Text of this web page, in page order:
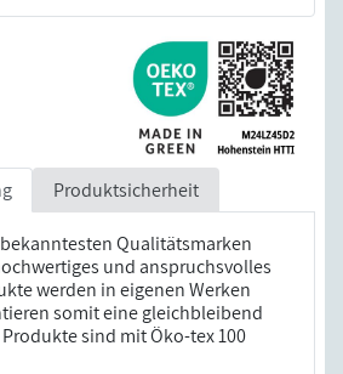
Produktsicherheit
Qualitätsmarken
und anspruchsvolles
werden in eigenen Werken
somit eine gleichbleibend
sind mit Öko-tex 100